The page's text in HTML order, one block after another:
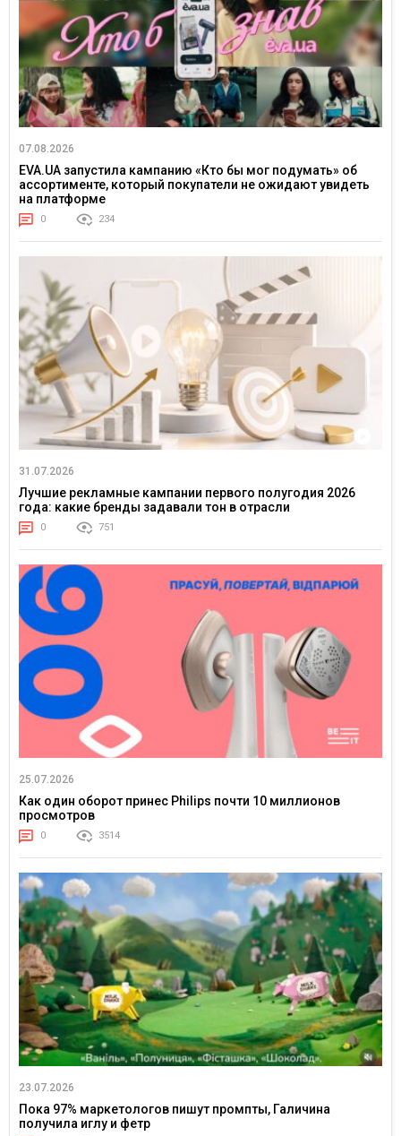
07.08.2026
EVA.UA запустила кампанию «Кто бы мог подумать» об
ассортименте, который покупатели не ожидают увидеть
на платформе
0 234
31.07.2026
Лучшие рекламные кампании первого полугодия 2026
года: какие бренды задавали тон в отрасли
0 751
25.07.2026
Как один оборот принес Philips почти 10 миллионов
просмотров
0 3514
23.07.2026
Пока 97% маркетологов пишут промпты, Галичина
получила иглу и фетр